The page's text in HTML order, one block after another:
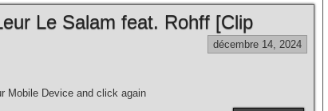
Le Salam feat. Rohff [Clip
décembre 14, 2024
Mobile Device and click again